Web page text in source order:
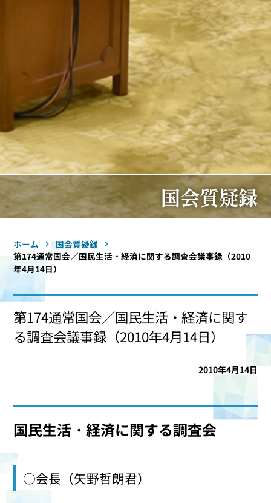
国会質疑録
ホーム
国会質疑録
第174通常国会／国民生活・経済に関する調査会議事録（2010
年4月14日）
第174通常国会／国民生活・経済に関す
る調査会議事録（2010年4月14日）
2010年4月14日
国民生活・経済に関する調査会
○会長（矢野哲朗君）